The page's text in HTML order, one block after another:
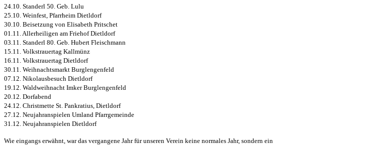
24.10. Standerl 50. Geb. Lulu
25.10. Weinfest, Pfarrheim Dietldorf
30.10. Beisetzung von Elisabeth Pritschet
01.11. Allerheiligen am Friehof Dietldorf
03.11. Standerl 80. Geb. Hubert Fleischmann
15.11. Volkstrauertag Kallmünz
16.11. Volkstrauertag Dietldorf
30.11. Weihnachtsmarkt Burglengenfeld
07.12. Nikolausbesuch Dietldorf
19.12. Waldweihnacht Imker Burglengenfeld
20.12. Dorfabend
24.12. Christmette St. Pankratius, Dietldorf
27.12. Neujahranspielen Umland Pfarrgemeinde
31.12. Neujahranspielen Dietldorf
Wie eingangs erwähnt, war das vergangene Jahr für unseren Verein keine normales Jahr, sondern ein